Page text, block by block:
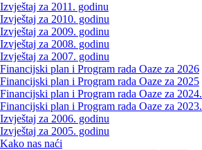
Izvještaj za 2011. godinu
Izvještaj za 2010. godinu
Izvještaj za 2009. godinu
Izvještaj za 2008. godinu
Izvještaj za 2007. godinu
Financijski plan i Program rada Oaze za 2026
Financijski plan i Program rada Oaze za 2025
Financijski plan i Program rada Oaze za 2024.
Financijski plan i Program rada Oaze za 2023.
Izvještaj za 2006. godinu
Izvještaj za 2005. godinu
Kako nas naći